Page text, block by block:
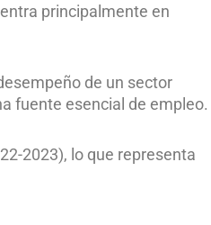
principalmente en
de un sector
fuente esencial de empleo.
2023), lo que representa